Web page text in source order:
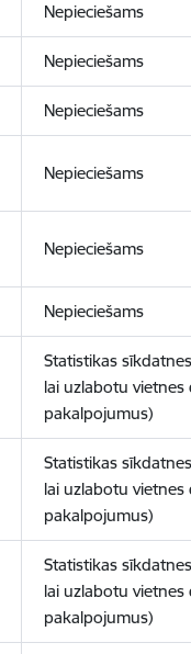
Nepieciešams
Nepieciešams
Nepieciešams
Nepieciešams
Nepieciešams
Nepieciešams
Statistikas
lai uzlabotu
pakalpojumus)
Statistikas
lai uzlabotu
pakalpojumus)
Statistikas
lai uzlabotu
pakalpojumus)